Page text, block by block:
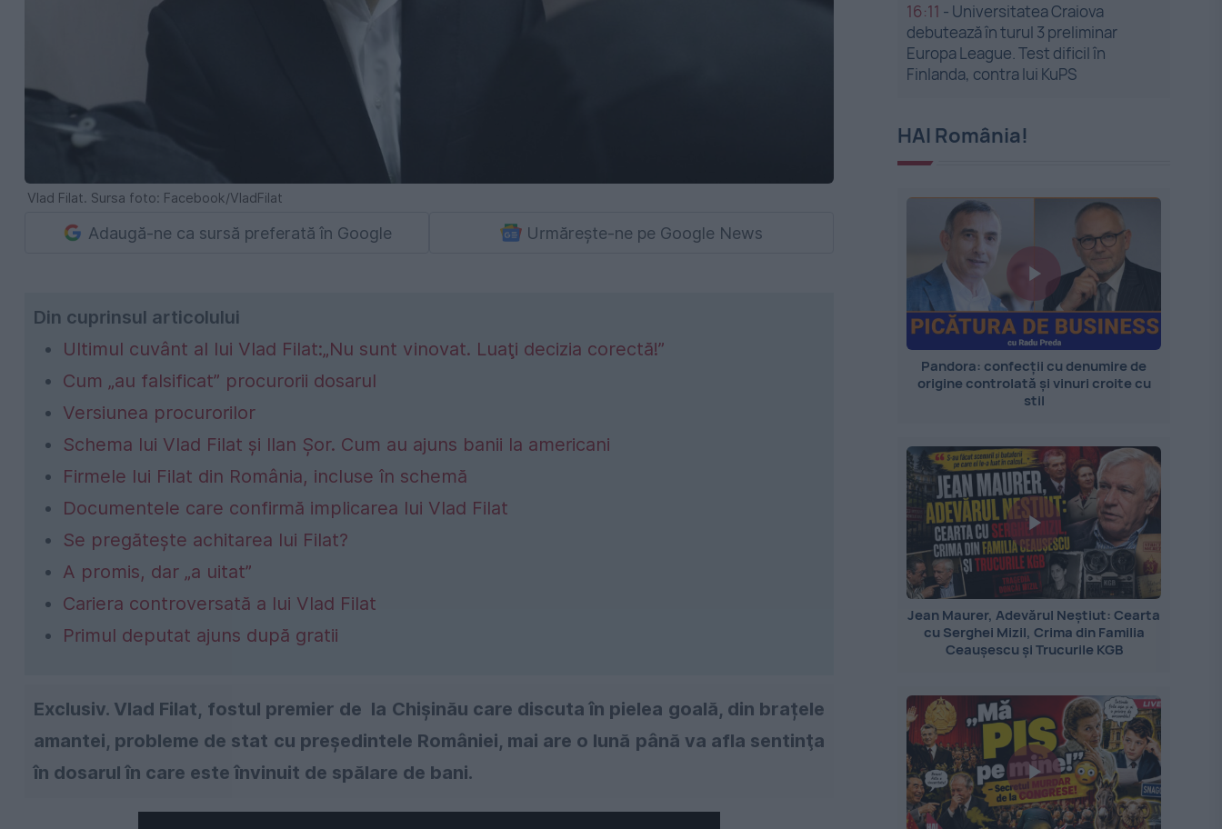
Vlad Filat. Sursa foto: Facebook/VladFilat
Adaugă-ne ca sursă preferată în Google Urmărește-ne pe Google News
Din cuprinsul articolului
Ultimul cuvânt al lui Vlad Filat:„Nu sunt vinovat. Luaţi decizia corectă!”
Cum „au falsificat” procurorii dosarul
Versiunea procurorilor
Schema lui Vlad Filat şi Ilan Şor. Cum au ajuns banii la americani
Firmele lui Filat din România, incluse în schemă
Documentele care confirmă implicarea lui Vlad Filat
Se pregăteşte achitarea lui Filat?
A promis, dar „a uitat”
Cariera controversată a lui Vlad Filat
Primul deputat ajuns după gratii
Exclusiv. Vlad Filat, fostul premier de la Chişinău care discuta în pielea goală, din brațele
amantei, probleme de stat cu președintele României, mai are o lună până va afla sentinţa
în dosarul în care este învinuit de spălare de bani.
16:11 - Universitatea Craiova
debutează în turul 3 preliminar
Europa League. Test dificil în
Finlanda, contra lui KuPS
HAI România!
Pandora: confecții cu denumire de
origine controlată și vinuri croite cu
stil
Jean Maurer, Adevărul Neștiut: Cearta
cu Serghei Mizil, Crima din Familia
Ceaușescu și Trucurile KGB